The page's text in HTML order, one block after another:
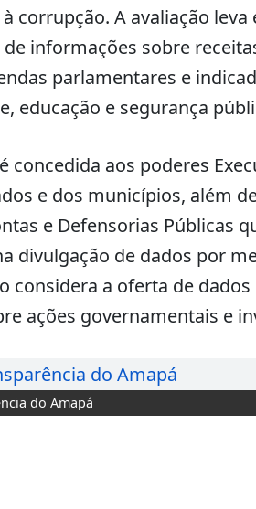
corrupção. A avaliação
informações sobre
parlamentares e
educação e segurança
concedida aos poderes
e dos municípios, além
e Defensorias Públicas
divulgação de dados por
considera a oferta de
ações governamentais e
do Amapá